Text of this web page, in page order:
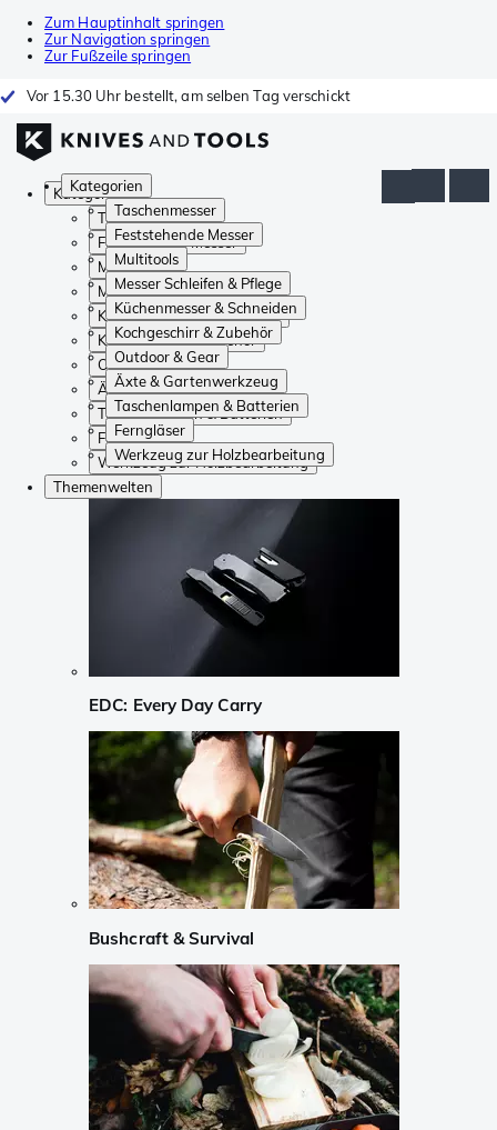
Zum Hauptinhalt springen
Zur Navigation springen
Zur Fußzeile springen
Vor 15.30 Uhr bestellt, am selben Tag verschickt
Kategorien
Taschenmesser
Feststehende Messer
Multitools
Messer Schleifen & Pflege
Küchenmesser & Schneiden
Kochgeschirr & Zubehör
Outdoor & Gear
Äxte & Gartenwerkzeug
Taschenlampen & Batterien
Ferngläser
Werkzeug zur Holzbearbeitung
Kategorien
Taschenmesser
Feststehende Messer
Multitools
Messer Schleifen & Pflege
Küchenmesser & Schneiden
Kochgeschirr & Zubehör
Outdoor & Gear
Äxte & Gartenwerkzeug
Taschenlampen & Batterien
Ferngläser
Werkzeug zur Holzbearbeitung
Themenwelten
EDC: Every Day Carry
Bushcraft & Survival